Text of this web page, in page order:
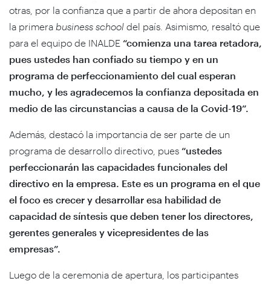
otras, por la confianza que a partir de ahora depositan en
la primera business school del país. Asimismo, resaltó que
para el equipo de INALDE “comienza una tarea retadora,
pues ustedes han confiado su tiempo y en un
programa de perfeccionamiento del cual esperan
mucho, y les agradecemos la confianza depositada en
medio de las circunstancias a causa de la Covid-19”.
Además, destacó la importancia de ser parte de un
programa de desarrollo directivo, pues “ustedes
perfeccionarán las capacidades funcionales del
directivo en la empresa. Este es un programa en el que
el foco es crecer y desarrollar esa habilidad de
capacidad de síntesis que deben tener los directores,
gerentes generales y vicepresidentes de las
empresas”.
Luego de la ceremonia de apertura, los participantes